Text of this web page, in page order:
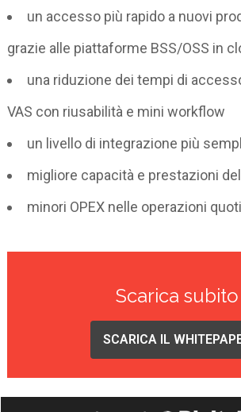
un accesso più rapido a nuovi
grazie alle piattaforme BSS/OSS in
una riduzione dei tempi di
VAS con riusabilità e mini workflow
un livello di integrazione più
migliore capacità e prestazioni
minori OPEX nelle operazioni
Scarica subito
SCARICA IL